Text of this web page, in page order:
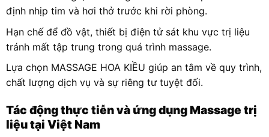
định nhịp tim và hơi thở trước khi rời phòng.
Hạn chế để đồ vật, thiết bị điện tử sát khu vực trị liệu
tránh mất tập trung trong quá trình massage.
Lựa chọn MASSAGE HOA KIỀU giúp an tâm về quy trình,
chất lượng dịch vụ và sự riêng tư tuyệt đối.
Tác động thực tiễn và ứng dụng Massage trị
liệu tại Việt Nam